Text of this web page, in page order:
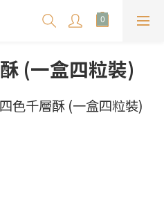
(一盒四粒裝)
色千層酥 (一盒四粒裝)